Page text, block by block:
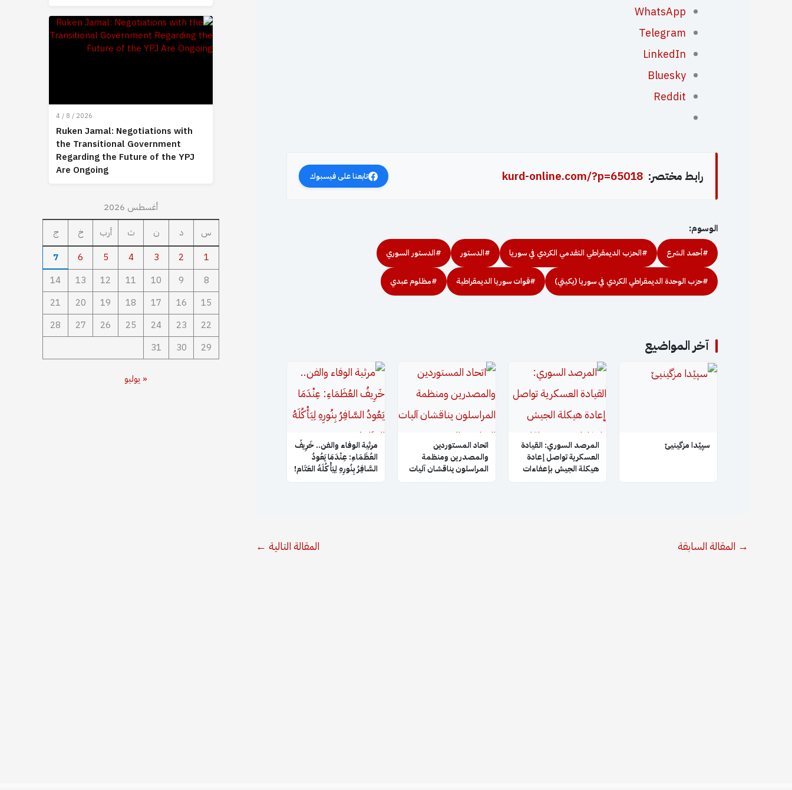
WhatsApp
Telegram
LinkedIn
Bluesky
Reddit
رابط مختصر: kurd-online.com/?p=65018 تابعنا على فيسبوك
الوسوم:
#أحمد الشرع #الحزب الديمقراطي التقدمي الكردي في سوريا #الدستور #الدستور السوري
#حزب الوحدة الديمقراطي الكردي في سوريا (يكيتي) #قوات سوريا الديمقراطية #مظلوم عبدي
آخر المواضيع
سپێدا مزگینیێ
المرصد السوري: القيادة
العسكرية تواصل إعادة
هيكلة الجيش بإعفاءات
اتحاد المستوردين
والمصدرين ومنظمة
المراسلون يناقشان آليات
​مرثية الوفاء والفن.. خَرِيفُ
العُظَمَاءِ: عِنْدَمَا يَعُودُ
السَّافِرُ بِنُورِهِ لِيَأْكُلَهُ العَتَام!
→ المقالة السابقة المقالة التالية ←
4 / 8 / 2026
Ruken Jamal: Negotiations with
the Transitional Government
Regarding the Future of the YPJ
Are Ongoing
أغسطس 2026
س
د ن ث أرب خ
ج
1
2
3
4
5
6
7
8
9
10
11
12
13
14
15
16
17
18
19
20
21
22
23
24
25
26
27
28
29
30
31
« يوليو